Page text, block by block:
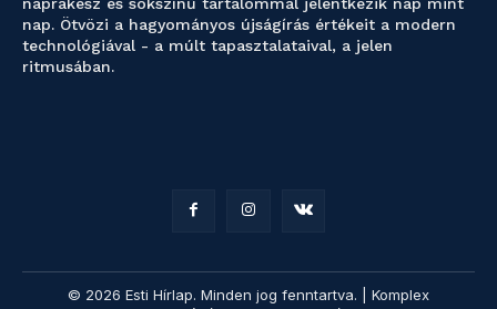
nap. Ötvözi a hagyományos újságírás értékeit a modern
technológiával - a múlt tapasztalataival, a jelen
ritmusában.
© 2026 Esti Hírlap. Minden jog fenntartva. | Komplex